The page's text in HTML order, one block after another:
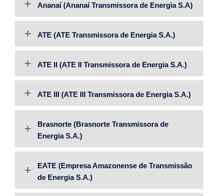
Ananaí (Ananaí Transmissora de Energia S.A)
ATE (ATE Transmissora de Energia S.A.)
ATE II (ATE II Transmissora de Energia S.A.)
ATE III (ATE III Transmissora de Energia S.A.)
Brasnorte (Brasnorte Transmissora de
Energia S.A.)
EATE (Empresa Amazonense de Transmissão
de Energia S.A.)